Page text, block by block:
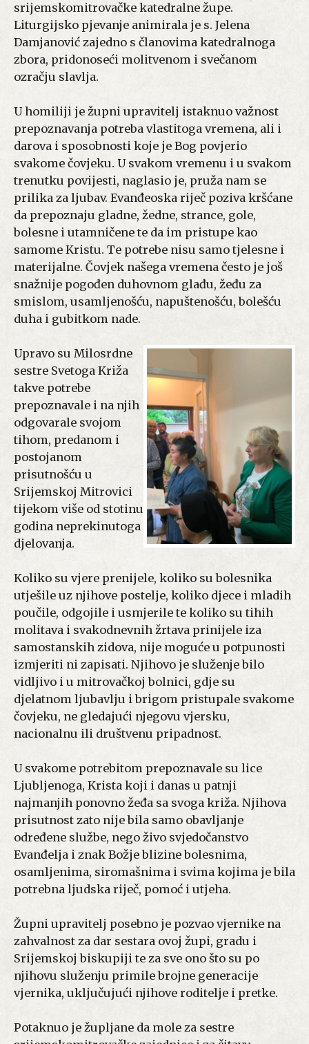
srijemskomitrovačke katedralne župe.
Liturgijsko pjevanje animirala je s. Jelena
Damjanović zajedno s članovima katedralnoga
zbora, pridonoseći molitvenom i svečanom
ozračju slavlja.
U homiliji je župni upravitelj istaknuo važnost
prepoznavanja potreba vlastitoga vremena, ali i
darova i sposobnosti koje je Bog povjerio
svakome čovjeku. U svakom vremenu i u svakom
trenutku povijesti, naglasio je, pruža nam se
prilika za ljubav. Evanđeoska riječ poziva kršćane
da prepoznaju gladne, žedne, strance, gole,
bolesne i utamničene te da im pristupe kao
samome Kristu. Te potrebe nisu samo tjelesne i
materijalne. Čovjek našega vremena često je još
snažnije pogođen duhovnom glađu, žeđu za
smislom, usamljenošću, napuštenošću, bolešću
duha i gubitkom nade.
Upravo su Milosrdne
sestre Svetoga Križa
takve potrebe
prepoznavale i na njih
odgovarale svojom
tihom, predanom i
postojanom
prisutnošću u
Srijemskoj Mitrovici
tijekom više od stotinu
godina neprekinutoga
djelovanja.
Koliko su vjere prenijele, koliko su bolesnika
utješile uz njihove postelje, koliko djece i mladih
poučile, odgojile i usmjerile te koliko su tihih
molitava i svakodnevnih žrtava prinijele iza
samostanskih zidova, nije moguće u potpunosti
izmjeriti ni zapisati. Njihovo je služenje bilo
vidljivo i u mitrovačkoj bolnici, gdje su
djelatnom ljubavlju i brigom pristupale svakome
čovjeku, ne gledajući njegovu vjersku,
nacionalnu ili društvenu pripadnost.
U svakome potrebitom prepoznavale su lice
Ljubljenoga, Krista koji i danas u patnji
najmanjih ponovno žeđa sa svoga križa. Njihova
prisutnost zato nije bila samo obavljanje
određene službe, nego živo svjedočanstvo
Evanđelja i znak Božje blizine bolesnima,
osamljenima, siromašnima i svima kojima je bila
potrebna ljudska riječ, pomoć i utjeha.
Župni upravitelj posebno je pozvao vjernike na
zahvalnost za dar sestara ovoj župi, gradu i
Srijemskoj biskupiji te za sve ono što su po
njihovu služenju primile brojne generacije
vjernika, uključujući njihove roditelje i pretke.
Potaknuo je župljane da mole za sestre